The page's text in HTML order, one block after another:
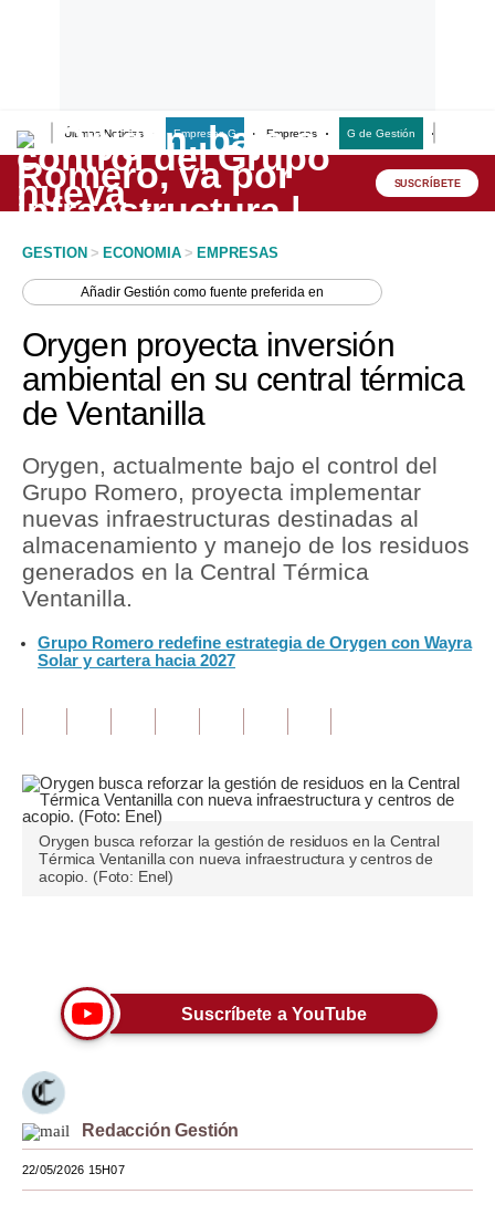
Últimas Noticias Empresas G Empresas G de Gestión
Lo último
Peru Quiosco
Economía
Mercados
Política
Tu Dinero
Finanzas Personales
Plus G
Opinión
Pregunta de hoy
Blogs
Tendencias
Moda
Mundo
SUSCRÍBETE
GESTION > ECONOMIA > EMPRESAS
AñadirGestión como fuente preferida en
Orygen proyecta inversión
ambiental en su central térmica
de Ventanilla
Orygen, actualmente bajo el control del
Grupo Romero, proyecta implementar
nuevas infraestructuras destinadas al
almacenamiento y manejo de los residuos
generados en la Central Térmica
Ventanilla.
Grupo Romero redefine estrategia de Orygen con Wayra
Solar y cartera hacia 2027
Orygen busca reforzar la gestión de residuos en la Central
Térmica Ventanilla con nueva infraestructura y centros de
acopio. (Foto: Enel)
Suscríbete a YouTube
Redacción Gestión
22/05/2026 15H07